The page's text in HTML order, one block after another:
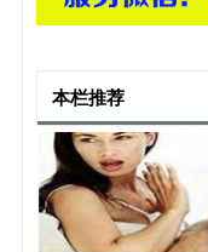
本栏推荐